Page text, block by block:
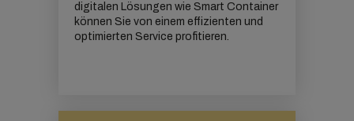
digitalen Lösungen wie Smart Container
können Sie von einem effizienten und
optimierten Service profitieren.